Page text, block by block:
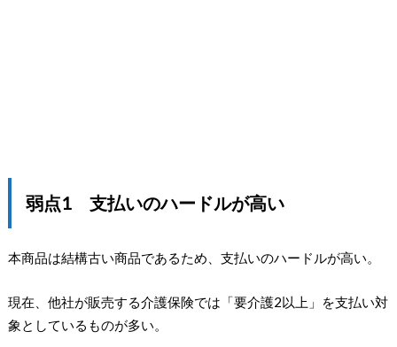
弱点1 支払いのハードルが高い
本商品は結構古い商品であるため、支払いのハードルが高い。
現在、他社が販売する介護保険では「要介護2以上」を支払い対
象としているものが多い。